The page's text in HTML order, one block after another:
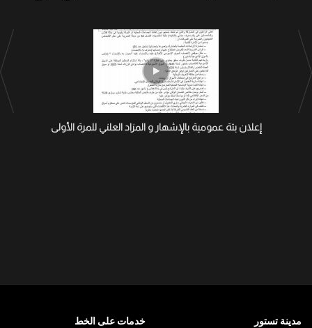
إعلان بتة عمومية بالإشهار و المزاد العلني للمرة الأولى
مدينة تستور خدمات على الخط